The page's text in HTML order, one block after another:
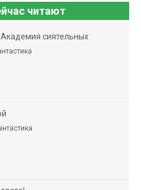
читают
сиятельных